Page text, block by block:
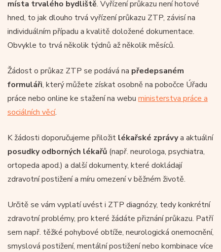
místa trvalého bydliště. Vyřízení průkazu není hotové
hned, to jak dlouho trvá vyřízení průkazu ZTP, závisí na
individuálním případu a kvalitě doložené dokumentace.
Obvykle to trvá několik týdnů až několik měsíců.
Žádost o průkaz ZTP se podává na předepsaném
formuláři, který můžete získat osobně na pobočce Úřadu
práce nebo online ke stažení na webu ministerstva práce a
sociálních věcí.
K žádosti doporučujeme přiložit lékařské zprávya aktuální
posudky odborných lékařů (např. neurologa, psychiatra,
ortopeda apod.) a další dokumenty, které dokládají
zdravotní postižení a míru omezení v běžném životě.
Určitě se vám vyplatí uvést i ZTP diagnózy, tedy konkrétní
zdravotní problémy, pro které žádáte přiznání průkazu. Patří
sem např. těžké pohybové obtíže, neurologická onemocnění,
smyslová postižení, mentální postižení nebo kombinace více